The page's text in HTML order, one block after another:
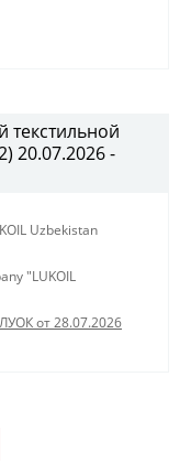
текстильной
20.07.2026 -
Uzbekistan
"LUKOIL
от 28.07.2026